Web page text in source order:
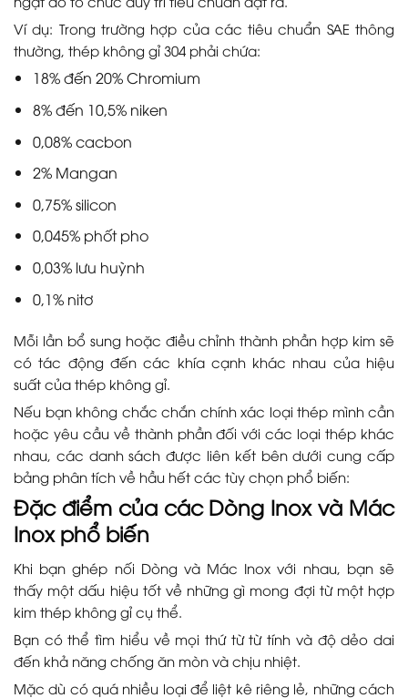
Ví dụ: Trong trường hợp của các tiêu chuẩn SAE thông
thường, thép không gỉ 304 phải chứa:
18% đến 20% Chromium
8% đến 10,5% niken
0,08% cacbon
2% Mangan
0,75% silicon
0,045% phốt pho
0,03% lưu huỳnh
0,1% nitơ
Mỗi lần bổ sung hoặc điều chỉnh thành phần hợp kim sẽ
có tác động đến các khía cạnh khác nhau của hiệu
suất của thép không gỉ.
Nếu bạn không chắc chắn chính xác loại thép mình cần
hoặc yêu cầu về thành phần đối với các loại thép khác
nhau, các danh sách được liên kết bên dưới cung cấp
bảng phân tích về hầu hết các tùy chọn phổ biến:
Đặc điểm của các Dòng Inox và Mác
Inox phổ biến
Khi bạn ghép nối Dòng và Mác Inox với nhau, bạn sẽ
thấy một dấu hiệu tốt về những gì mong đợi từ một hợp
kim thép không gỉ cụ thể.
Bạn có thể tìm hiểu về mọi thứ từ từ tính và độ dẻo dai
đến khả năng chống ăn mòn và chịu nhiệt.
Mặc dù có quá nhiều loại để liệt kê riêng lẻ, những cách